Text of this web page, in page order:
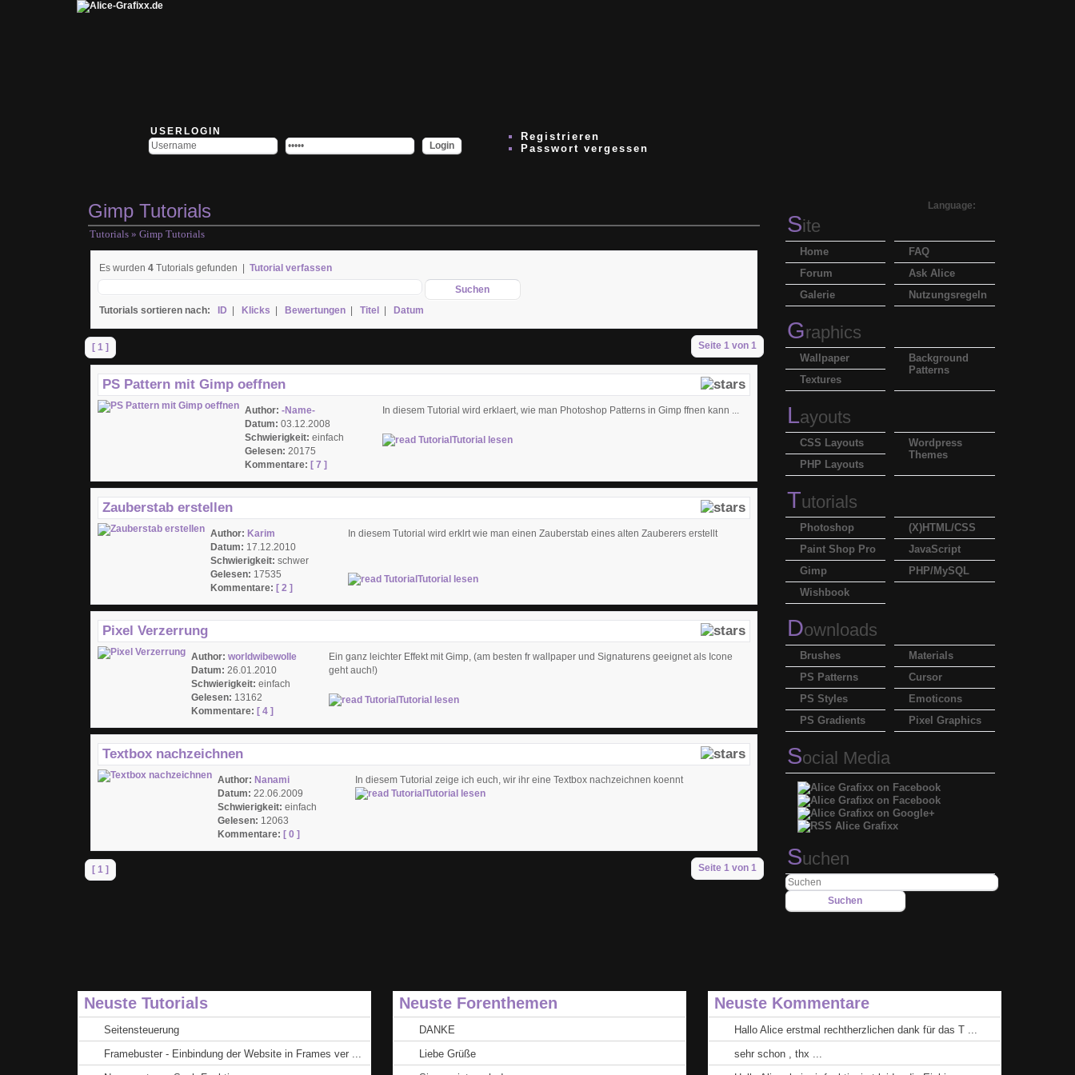
USERLOGIN
Registrieren
Passwort vergessen
Gimp Tutorials
Tutorials» Gimp Tutorials
Es wurden 4Tutorials gefunden | Tutorial verfassen
Tutorials sortieren nach: ID Klicks Bewertungen| Titel Datum
[ 1 ] Seite 1 von 1
PS Pattern mit Gimp oeffnen
Author: -Name-
Datum: 03.12.2008
Schwierigkeit: einfach
Gelesen: 20175
Kommentare: [ 7 ]
In diesem Tutorial wird erklaert, wie man Photoshop Patterns in Gimp ffnen kann ...
Tutorial lesen
Zauberstab erstellen
Author: Karim
Datum: 17.12.2010
Schwierigkeit: schwer
Gelesen: 17535
Kommentare: [ 2 ]
In diesem Tutorial wird erklrt wie man einen Zauberstab eines alten Zauberers erstellt
Tutorial lesen
Pixel Verzerrung
Author: worldwibewolle
Datum: 26.01.2010
Schwierigkeit: einfach
Gelesen: 13162
Kommentare: [ 4 ]
Ein ganz leichter Effekt mit Gimp, (am besten fr wallpaper und Signaturens geeignet als Icone
geht auch!)
Tutorial lesen
Textbox nachzeichnen
Author: Nanami
Datum: 22.06.2009
Schwierigkeit: einfach
Gelesen: 12063
Kommentare: [ 0 ]
In diesem Tutorial zeige ich euch, wir ihr eine Textbox nachzeichnen koennt
Tutorial lesen
[ 1 ] Seite 1 von 1
Language:
Site
FAQ
Ask Alice
Nutzungsregeln
Home
Forum
Galerie
Graphics
Background
Patterns
Wallpaper
Textures
Layouts
Wordpress
Themes
CSS Layouts
PHP Layouts
Tutorials
(X)HTML/CSS
JavaScript
PHP/MySQL
Photoshop
Paint Shop Pro
Gimp
Wishbook
Downloads
Materials
Cursor
Emoticons
Pixel Graphics
Brushes
PS Patterns
PS Styles
PS Gradients
Social Media
Suchen
Neuste Tutorials
Seitensteuerung
Framebuster - Einbindung der Website in Frames ver ...
Neuste Forenthemen
DANKE
Liebe Grüße
Neuste Kommentare
Hallo Alice erstmal rechtherzlichen dank für das T ...
sehr schon , thx ...